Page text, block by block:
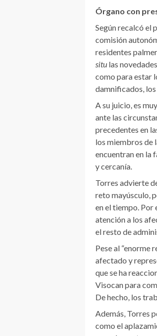
Órgano con
Según recalcó el
comisión
residentes
situ las
como para estar
damnificados,
A su juicio, es
ante las
precedentes en
los miembros de
encuentran en la
y cercanía.
Torres advierte
reto mayúsculo,
en el tiempo. Por
atención a los
el resto de
Pese al “enorme
afectado y
que se ha
Visocan para
De hecho, los
Además, Torres
como el